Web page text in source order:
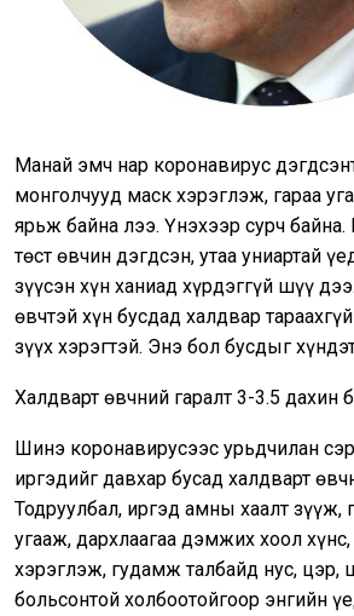
Манай эмч нар коронавирус
монголчууд маск хэрэглэж, гараа
ярьж байна лээ. Үнэхээр сурч байна.
төст өвчин дэгдсэн, утаа униартай
зүүсэн хүн ханиад хүрдэггүй шүү
өвчтэй хүн бусдад халдвар
зүүх хэрэгтэй. Энэ бол бусдыг
Халдварт өвчний гаралт 3-3.5 дахин
Шинэ коронавирусээс урьдчилан
иргэдийг давхар бусад халдварт
Тодруулбал, иргэд амны хаалт зүүж,
угааж, дархлаагаа дэмжих хоол
хэрэглэж, гудамж талбайд нус, цэр,
больсонтой холбоотойгоор энгийн